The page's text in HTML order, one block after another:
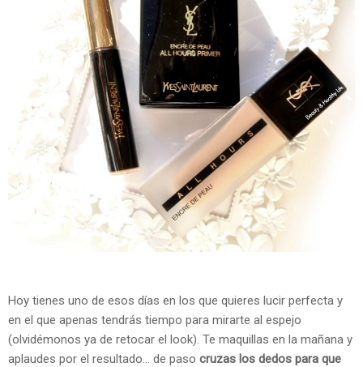
Hoy tienes uno de esos días en los que quieres lucir perfecta y
en el que apenas tendrás tiempo para mirarte al espejo
(olvidémonos ya de retocar el look). Te maquillas en la mañana y
aplaudes por el resultado... de paso cruzas los dedos para que